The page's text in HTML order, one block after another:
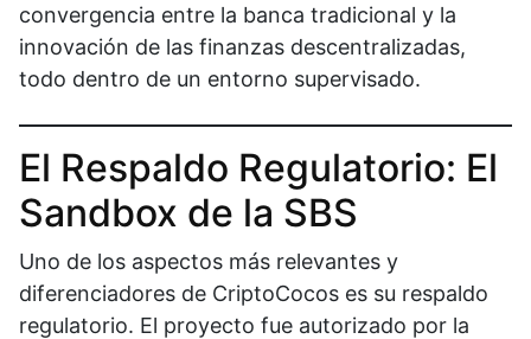
convergencia entre la banca tradicional y la
innovación de las finanzas descentralizadas,
todo dentro de un entorno supervisado.
El Respaldo Regulatorio: El
Sandbox de la SBS
Uno de los aspectos más relevantes y
diferenciadores de CriptoCocos es su respaldo
regulatorio. El proyecto fue autorizado por la